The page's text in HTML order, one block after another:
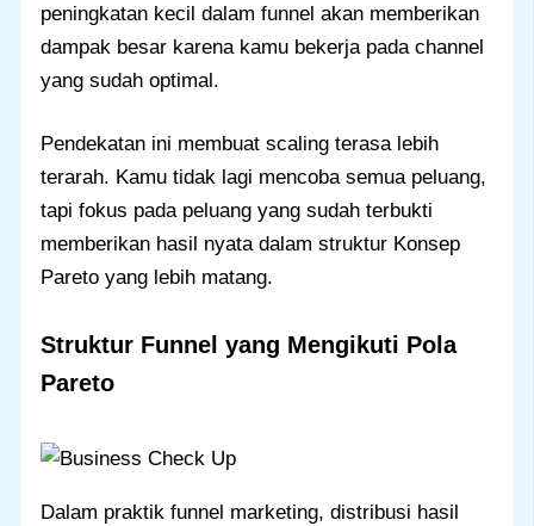
peningkatan kecil dalam funnel akan memberikan
dampak besar karena kamu bekerja pada channel
yang sudah optimal.
Pendekatan ini membuat scaling terasa lebih
terarah. Kamu tidak lagi mencoba semua peluang,
tapi fokus pada peluang yang sudah terbukti
memberikan hasil nyata dalam struktur Konsep
Pareto yang lebih matang.
Struktur Funnel yang Mengikuti Pola
Pareto
Dalam praktik funnel marketing, distribusi hasil